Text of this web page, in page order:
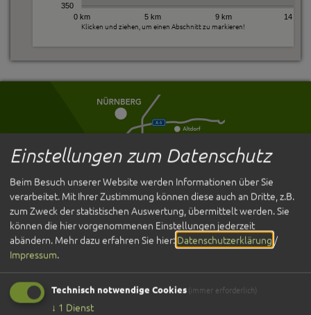
Klicken und ziehen, um einen Abschnitt zu markieren!
0 km 5 km 9 km 14 km
350
Entdecken
Übernachten
Gastronomie
Veranstaltungen
Einstellungen zum Datenschutz
Beim Besuch unserer Website werden Informationen über Sie
verarbeitet. Mit Ihrer Zustimmung können diese auch an Dritte, z.B.
zum Zweck der statistischen Auswertung, übermittelt werden. Sie
können die hier vorgenommenen Einstellungen jederzeit
abändern. Mehr dazu erfahren Sie hier: Datenschutzerklärung /
Impressum.
Technisch notwendige Cookies(immer erforderlich)
↓ 1 Dienst